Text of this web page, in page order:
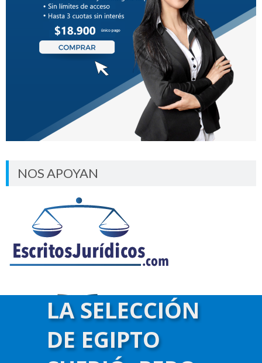
NOS APOYAN
LA SELECCIÓN
DE EGIPTO